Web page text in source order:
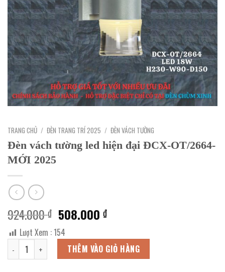
TRANG CHỦ / ĐÈN TRANG TRÍ 2025 / ĐÈN VÁCH TƯỜNG
Đèn vách tường led hiện đại ĐCX-OT/2664-
MỚI 2025
924.000₫ Giá
gốc
là:
924.000 ₫.
508.000₫Giá
tại
là:
508.000 ₫.
Lượt Xem :154
Đèn vách tường led hiện đại ĐCX-OT/2664-MỚI 2025 số lượng
THÊM VÀO GIỎ HÀNG